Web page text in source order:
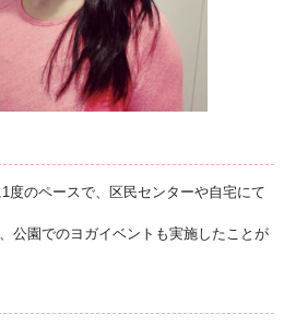
度のペースで、区民センターや自宅にて
公園でのヨガイベントも実施したことが